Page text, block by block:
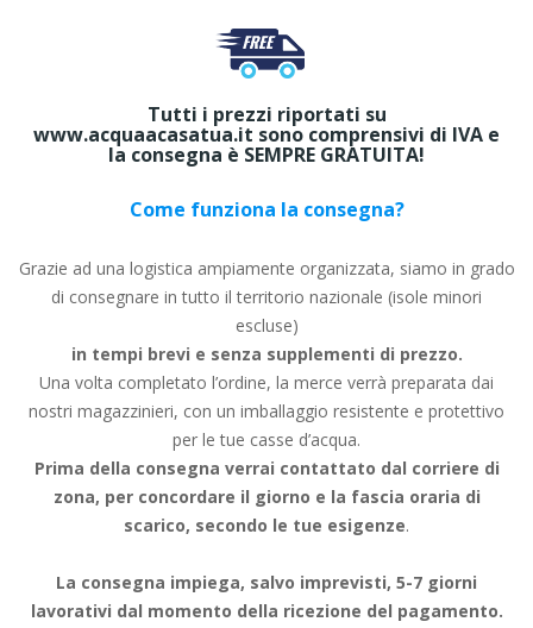
Tutti i prezzi riportati su
www.acquaacasatua.it sono comprensivi di IVA e
la consegna è SEMPRE GRATUITA!
Come funziona la consegna?
Grazie ad una logistica ampiamente organizzata, siamo in grado
di consegnare in tutto il territorio nazionale (isole minori
escluse)
in tempi brevi e senza supplementi di prezzo.
Una volta completato l’ordine, la merce verrà preparata dai
nostri magazzinieri, con un imballaggio resistente e protettivo
per le tue casse d’acqua.
Prima della consegna verrai contattato dal corriere di
zona, per concordare il giorno e la fascia oraria di
scarico, secondo le tue esigenze.
La consegna impiega, salvo imprevisti, 5-7 giorni
lavorativi dal momento della ricezione del pagamento.